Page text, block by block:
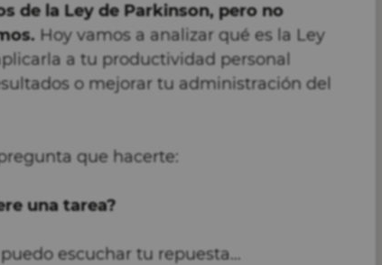
de la Ley de Parkinson, pero no
Hoy vamos a analizar qué es la Ley
a tu productividad personal
o mejorar tu administración del
que hacerte:
una tarea?
escuchar tu repuesta…